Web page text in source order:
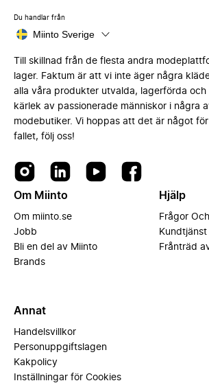
Du handlar från
Miinto Sverige
Till skillnad från de flesta andra
lager. Faktum är att vi inte äger några
alla våra produkter utvalda, lagerförda och
kärlek av passionerade människor i några
modebutiker. Vi hoppas att det är något
fallet, följ oss!
Om Miinto
Om miinto.se
Jobb
Bli en del av Miinto
Brands
Hjälp
Frågor
Kundtjänst
Frånträd
Annat
Handelsvillkor
Personuppgiftslagen
Kakpolicy
Inställningar för Cookies